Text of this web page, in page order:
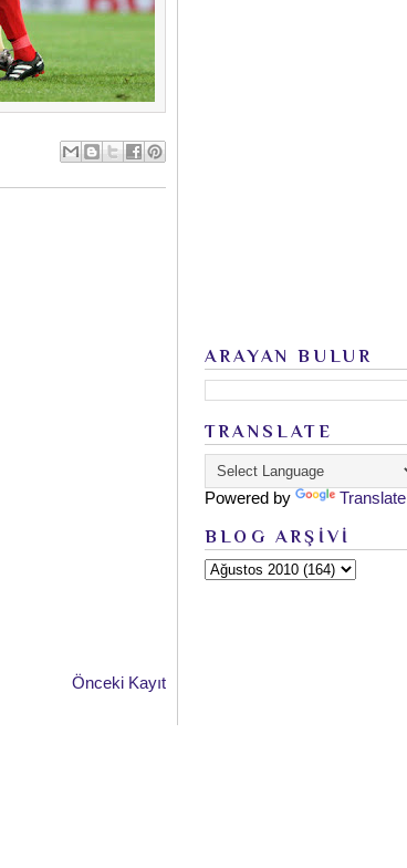
Önceki Kayıt
ARAYAN BULUR
TRANSLATE
Powered by Translate
BLOG ARŞİVİ